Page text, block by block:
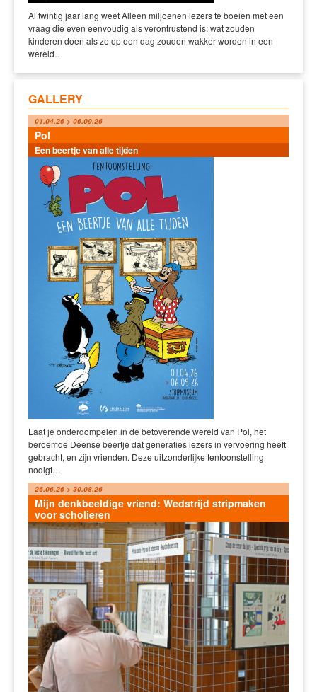
Al twintig jaar lang weet Alleen miljoenen lezers te boeien met een
vraag die even eenvoudig als verontrustend is: wat zouden
kinderen doen als ze op een dag zouden wakker worden in een
wereld…
GALLERY
01.04.26 > 06.09.26
Pol
Een beertje van alle tijden
Laat je onderdompelen in de betoverende wereld van Pol, het
beroemde Deense beertje dat generaties lezers in vervoering heeft
gebracht, en zijn vrienden. Deze uitzonderlijke tentoonstelling
nodigt…
26.06.26 > 30.08.26
Mijn denkbeeldige vriend: Wedstrijd stripmaken
voor scholieren